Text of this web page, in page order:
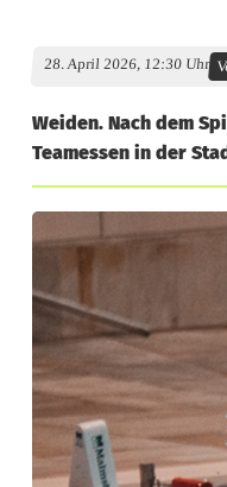
28. April 2026, 12:30 Uhr
Weiden. Nach dem
Teamessen in der
W
s
s
e
r